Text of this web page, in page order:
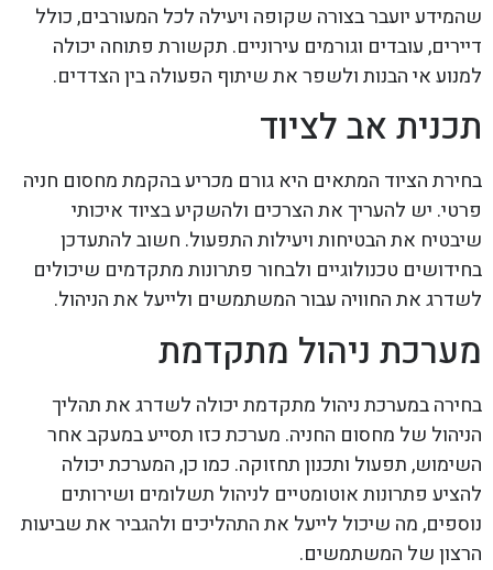
שהמידע יועבר בצורה שקופה ויעילה לכל המעורבים, כולל
דיירים, עובדים וגורמים עירוניים. תקשורת פתוחה יכולה
למנוע אי הבנות ולשפר את שיתוף הפעולה בין הצדדים.
תכנית אב לציוד
בחירת הציוד המתאים היא גורם מכריע בהקמת מחסום חניה
פרטי. יש להעריך את הצרכים ולהשקיע בציוד איכותי
שיבטיח את הבטיחות ויעילות התפעול. חשוב להתעדכן
בחידושים טכנולוגיים ולבחור פתרונות מתקדמים שיכולים
לשדרג את החוויה עבור המשתמשים ולייעל את הניהול.
מערכת ניהול מתקדמת
בחירה במערכת ניהול מתקדמת יכולה לשדרג את תהליך
הניהול של מחסום החניה. מערכת כזו תסייע במעקב אחר
השימוש, תפעול ותכנון תחזוקה. כמו כן, המערכת יכולה
להציע פתרונות אוטומטיים לניהול תשלומים ושירותים
נוספים, מה שיכול לייעל את התהליכים ולהגביר את שביעות
הרצון של המשתמשים.